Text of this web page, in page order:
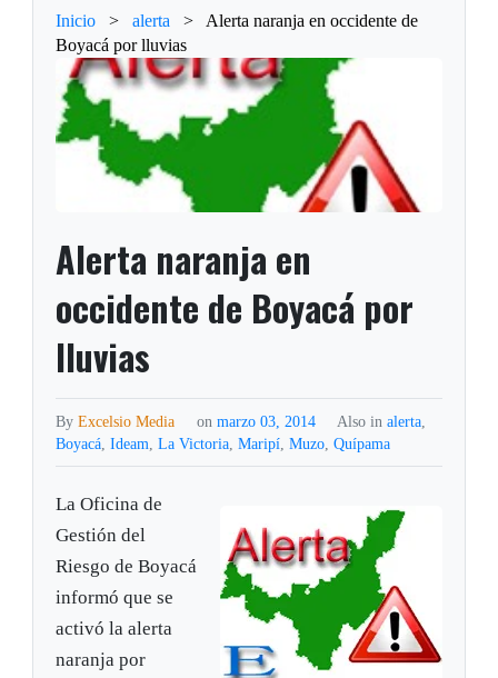
Inicio > alerta >
Alerta naranja en occidente de
Boyacá por lluvias
Alerta naranja en
occidente de Boyacá por
lluvias
ByExcelsio Media on marzo 03, 2014 Also in alerta,
Boyacá,Ideam,La Victoria,Maripí,Muzo,Quípama
La Oficina de
Gestión del
Riesgo de Boyacá
informó que se
activó la alerta
naranja por